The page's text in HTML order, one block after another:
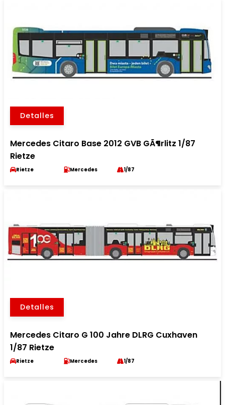
Detalles
Mercedes Citaro Base 2012 GVB GÃ¶rlitz 1/87
Rietze
Rietze Mercedes 1/87
Detalles
Mercedes Citaro G 100 Jahre DLRG Cuxhaven
1/87 Rietze
Rietze Mercedes 1/87